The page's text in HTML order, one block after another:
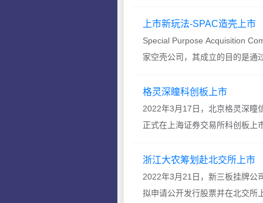
上市新玩法-SPAC造壳上市
Special Purpose Acquisition
家空壳公司，其成立的目的是通
格灵深瞳科创板上市
2022年3月17日，北京格灵深瞳
正式在上海证券交易所科创板上
浙江大农筹划赴北交所上市
2022年3月21日，新三板挂牌公
拟申请公开发行股票并在北交所